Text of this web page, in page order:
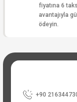
fiyatına 6
avantajıyla
ödeyin.
+90